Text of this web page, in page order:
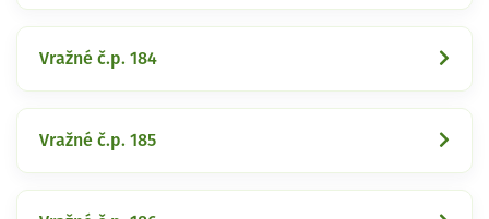
Vražné č.p. 184
Vražné č.p. 185